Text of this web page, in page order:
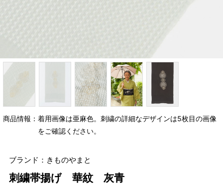
商品情報：着用画像は亜麻色。刺繍の詳細なデザインは5枚目の画像
をご確認ください。
ブランド：きものやまと
刺繍帯揚げ 華紋 灰青